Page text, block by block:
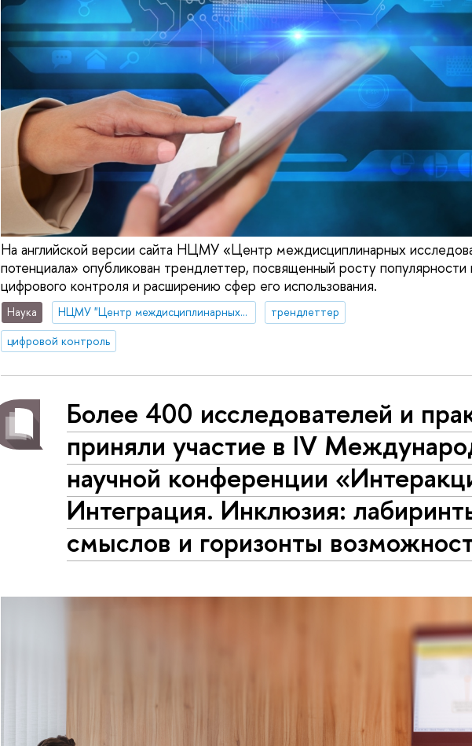
На английской версии сайта НЦМУ «Центр междисциплинарных
потенциала» опубликован трендлеттер, посвященный росту
цифрового контроля и расширению сфер его использования.
Наука НЦМУ "Центр междисциплинарных исследований человеческого потенциала"
трендлеттер
цифровой контроль
Более 400 исследователей и
приняли участие в IV
научной конференции
Интеграция. Инклюзия:
смыслов и горизонты